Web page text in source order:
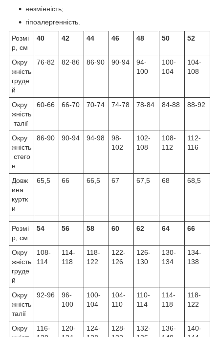
незмінність;
гіпоалергенність.
Розмі
р, см
40 42 44 46 48 50 52
Окру
жність
груде
й
76-82 82-86 86-90 90-94
94-
100
100-
104
104-
108
Окру
жність
талії
60-66 66-70 70-74 74-78 78-84 84-88 88-92
Окру
жність
стего
н
86-90 90-94 94-98
98-
102
102-
108
108-
112
112-
116
Довж
ина
куртк
и
65,5 66 66,5 67 67,5 68 68,5
Розмі
р, см
54 56 58 60 62 64 66
Окру
жність
груде
й
108-
114
114-
118
118-
122
122-
126
126-
130
130-
134
134-
138
Окру
жність
талії
92-96
96-
100
100-
104
104-
110
110-
114
114-
118
118-
122
Окру
116-
120-
124-
128-
132-
136-
140-